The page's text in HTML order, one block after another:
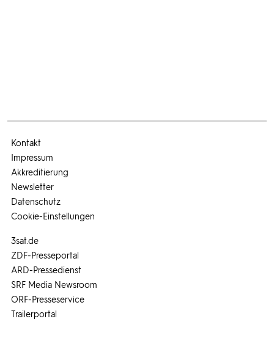
3sat.de
ZDF-Presseportal
ARD-Pressedienst
SRF Media Newsroom
ORF-Presseservice
Trailerportal
Kontakt
Impressum
Akkreditierung
Newsletter
Datenschutz
Cookie-Einstellungen